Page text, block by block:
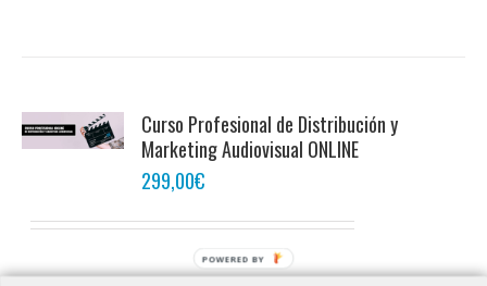
Curso Profesional de Distribución y
Marketing Audiovisual ONLINE
299,00€
POWERED BY